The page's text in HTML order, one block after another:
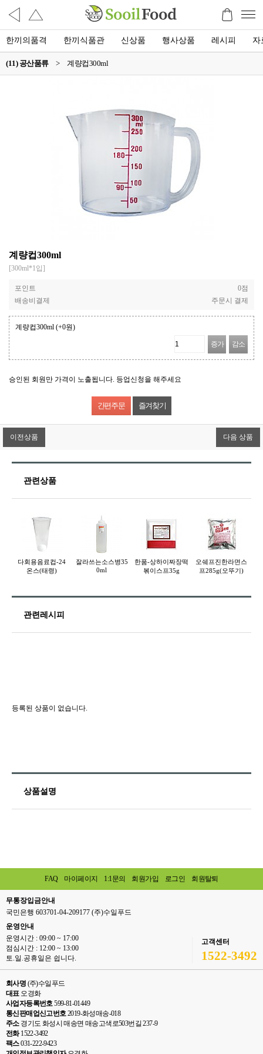
한끼의품격 한끼식품관 신상품 행사상품 레시피 자
(11) 공산품류 > 계량컵300ml
계량컵300ml
[300ml*1입]
포인트
0점
배송비결제
주문시 결제
계량컵300ml (+0원)
증가 감소
승인된 회원만 가격이 노출됩니다. 등업신청을 해주세요
즐겨찾기
이전상품 다음 상품
관련상품
다회용음료컵-24
온스(태령)
잘라쓰는소스병35
0ml
한품-상하이짜장떡
볶이스프35g
오쉐프진한라면스
프285g(오뚜기)
관련레시피
등록된 상품이 없습니다.
상품설명
FAQ 마이페이지 1:1문의 회원가입 로그인 회원탈퇴
무통장입금안내
국민은행 603701-04-209177 (주)수일푸드
운영안내
운영시간 : 09:00 ~ 17:00
점심시간 : 12:00 ~ 13:00
토.일.공휴일은 쉽니다.
고객센터
1522-3492
회사명 (주)수일푸드
대표오경화
사업자등록번호599-81-01449
통신판매업신고번호2019-화성매송-018
주소경기도 화성시 매송면 매송고색로503번길 237-9
전화1522-3492
팩스031-222-9423